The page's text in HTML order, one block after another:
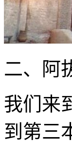
二、阿
我们来
到第三